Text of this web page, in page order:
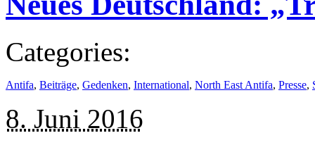
Categories:
Antifa, Beiträge, Gedenken, International, North East Antifa, Presse,
8. Juni 2016